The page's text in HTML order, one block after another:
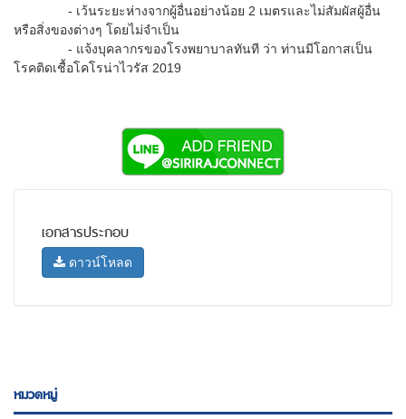
- เว้นระยะห่างจากผู้อื่นอย่างน้อย 2 เมตรและไม่สัมผัสผู้อื่น
หรือสิ่งของต่างๆ โดยไม่จำเป็น
- แจ้งบุคลากรของโรงพยาบาลทันที ว่า ท่านมีโอกาสเป็น
โรคติดเชื้อโคโรน่าไวรัส 2019
เอกสารประกอบ
ดาวน์โหลด
หมวดหมู่